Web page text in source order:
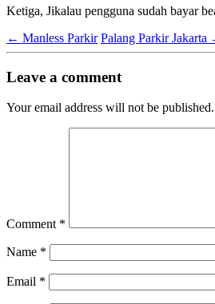
Ketiga, Jikalau pengguna sudah bayar
← Manless Parkir Palang Parkir Jakarta
Leave a comment
Your email address will not be published.
Comment *
Name *
Email *